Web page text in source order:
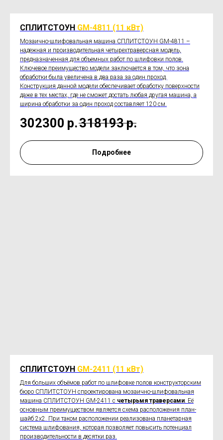
СПЛИТСТОУН GM-4811 (11 кВт)
Мозаично-шлифовальная машина СПЛИТСТОУН GM-4811 –
надежная и производительная четырехтраверсная модель,
предназначенная для объемных работ по шлифовки полов.
Ключевое преимущество модели заключается в том, что зона
обработки была увеличена в два раза за один проход.
Конструкция данной модели обеспечивает обработку поверхности
даже в тех местах, где не сможет достать любая другая машина, а
ширина обработки за один проход составляет 120 см.
302300 р.318193р.
Подробнее
СПЛИТСТОУН GM-2411 (11 кВт)
Для больших объёмов работ по шлифовке полов конструкторским
бюро СПЛИТСТОУН спроектирована мозаично-шлифовальная
машина СПЛИТСТОУН GM-2411 с четырьмя траверсами. Её
основным преимуществом является схема расположения план-
шайб 2х2. При таком расположении реализована планетарная
система шлифования, которая позволяет повысить потенциал
производительности в десятки раз.